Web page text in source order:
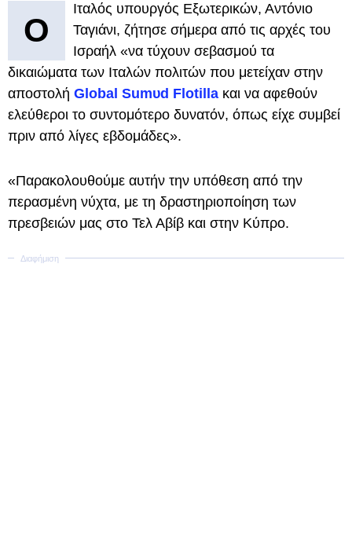
Ο
Ιταλός υπουργός Εξωτερικών, Αντόνιο
Ταγιάνι, ζήτησε σήμερα από τις αρχές του
Ισραήλ «να τύχουν σεβασμού τα
δικαιώματα των Ιταλών πολιτών που μετείχαν στην
αποστολή Global Sumυd Flotilla και να αφεθούν
ελεύθεροι το συντομότερο δυνατόν, όπως είχε συμβεί
πριν από λίγες εβδομάδες».
«Παρακολουθούμε αυτήν την υπόθεση από την
περασμένη νύχτα, με τη δραστηριοποίηση των
πρεσβειών μας στο Τελ Αβίβ και στην Κύπρο.